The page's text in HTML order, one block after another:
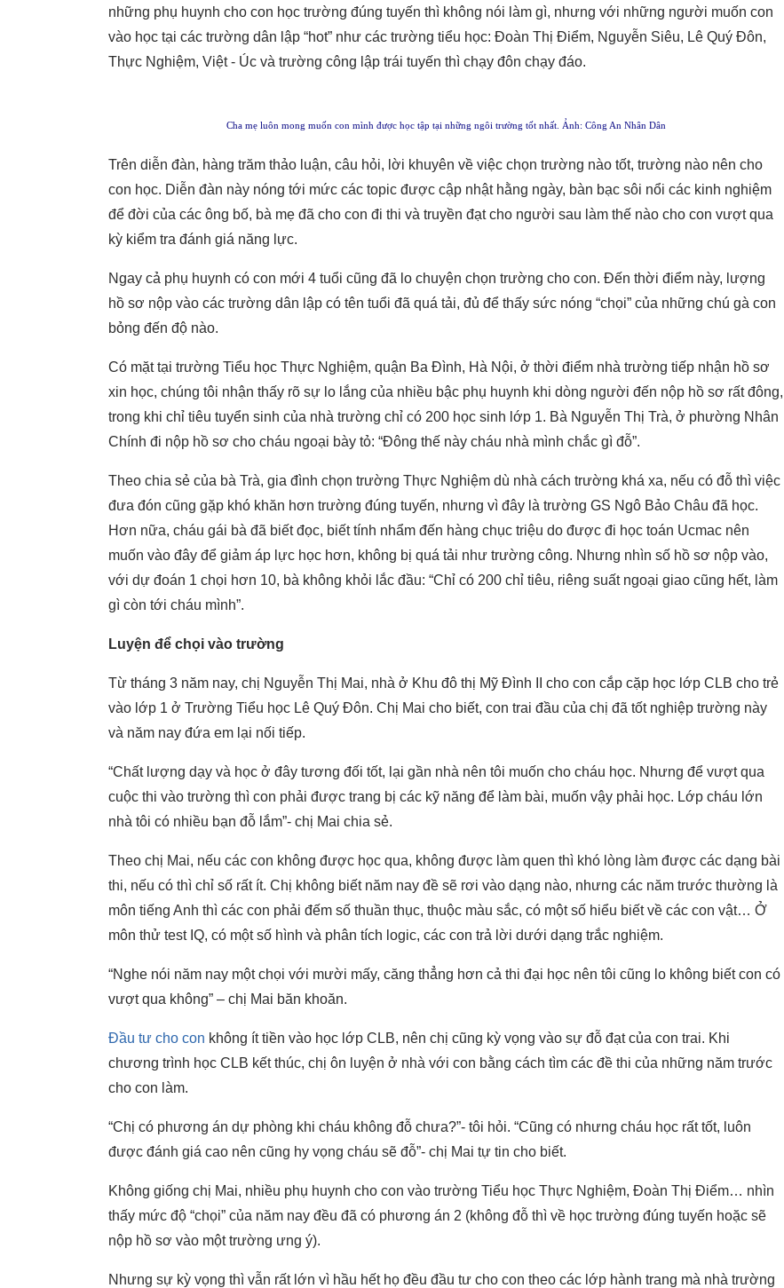
những phụ huynh cho con học trường đúng tuyến thì không nói làm gì, nhưng với những người muốn con
vào học tại các trường dân lập “hot” như các trường tiểu học: Đoàn Thị Điểm, Nguyễn Siêu, Lê Quý Đôn,
Thực Nghiệm, Việt - Úc và trường công lập trái tuyến thì chạy đôn chạy đáo.
Cha mẹ luôn mong muốn con mình được học tập tại những ngôi trường tốt nhất. Ảnh: Công An Nhân Dân
Trên diễn đàn, hàng trăm thảo luận, câu hỏi, lời khuyên về việc chọn trường nào tốt, trường nào nên cho
con học. Diễn đàn này nóng tới mức các topic được cập nhật hằng ngày, bàn bạc sôi nổi các kinh nghiệm
để đời của các ông bố, bà mẹ đã cho con đi thi và truyền đạt cho người sau làm thế nào cho con vượt qua
kỳ kiểm tra đánh giá năng lực.
Ngay cả phụ huynh có con mới 4 tuổi cũng đã lo chuyện chọn trường cho con. Đến thời điểm này, lượng
hồ sơ nộp vào các trường dân lập có tên tuổi đã quá tải, đủ để thấy sức nóng “chọi” của những chú gà con
bỏng đến độ nào.
Có mặt tại trường Tiểu học Thực Nghiệm, quận Ba Đình, Hà Nội, ở thời điểm nhà trường tiếp nhận hồ sơ
xin học, chúng tôi nhận thấy rõ sự lo lắng của nhiều bậc phụ huynh khi dòng người đến nộp hồ sơ rất đông,
trong khi chỉ tiêu tuyển sinh của nhà trường chỉ có 200 học sinh lớp 1. Bà Nguyễn Thị Trà, ở phường Nhân
Chính đi nộp hồ sơ cho cháu ngoại bày tỏ: “Đông thế này cháu nhà mình chắc gì đỗ”.
Theo chia sẻ của bà Trà, gia đình chọn trường Thực Nghiệm dù nhà cách trường khá xa, nếu có đỗ thì việc
đưa đón cũng gặp khó khăn hơn trường đúng tuyến, nhưng vì đây là trường GS Ngô Bảo Châu đã học.
Hơn nữa, cháu gái bà đã biết đọc, biết tính nhẩm đến hàng chục triệu do được đi học toán Ucmac nên
muốn vào đây để giảm áp lực học hơn, không bị quá tải như trường công. Nhưng nhìn số hồ sơ nộp vào,
với dự đoán 1 chọi hơn 10, bà không khỏi lắc đầu: “Chỉ có 200 chỉ tiêu, riêng suất ngoại giao cũng hết, làm
gì còn tới cháu mình”.
Luyện để chọi vào trường
Từ tháng 3 năm nay, chị Nguyễn Thị Mai, nhà ở Khu đô thị Mỹ Đình II cho con cắp cặp học lớp CLB cho trẻ
vào lớp 1 ở Trường Tiểu học Lê Quý Đôn. Chị Mai cho biết, con trai đầu của chị đã tốt nghiệp trường này
và năm nay đứa em lại nối tiếp.
“Chất lượng dạy và học ở đây tương đối tốt, lại gần nhà nên tôi muốn cho cháu học. Nhưng để vượt qua
cuộc thi vào trường thì con phải được trang bị các kỹ năng để làm bài, muốn vậy phải học. Lớp cháu lớn
nhà tôi có nhiều bạn đỗ lắm”- chị Mai chia sẻ.
Theo chị Mai, nếu các con không được học qua, không được làm quen thì khó lòng làm được các dạng bài
thi, nếu có thì chỉ số rất ít. Chị không biết năm nay đề sẽ rơi vào dạng nào, nhưng các năm trước thường là
môn tiếng Anh thì các con phải đếm số thuần thục, thuộc màu sắc, có một số hiểu biết về các con vật… Ở
môn thử test IQ, có một số hình và phân tích logic, các con trả lời dưới dạng trắc nghiệm.
“Nghe nói năm nay một chọi với mười mấy, căng thẳng hơn cả thi đại học nên tôi cũng lo không biết con có
vượt qua không” – chị Mai băn khoăn.
Đầu tư cho con không ít tiền vào học lớp CLB, nên chị cũng kỳ vọng vào sự đỗ đạt của con trai. Khi
chương trình học CLB kết thúc, chị ôn luyện ở nhà với con bằng cách tìm các đề thi của những năm trước
cho con làm.
“Chị có phương án dự phòng khi cháu không đỗ chưa?”- tôi hỏi. “Cũng có nhưng cháu học rất tốt, luôn
được đánh giá cao nên cũng hy vọng cháu sẽ đỗ”- chị Mai tự tin cho biết.
Không giống chị Mai, nhiều phụ huynh cho con vào trường Tiểu học Thực Nghiệm, Đoàn Thị Điểm… nhìn
thấy mức độ “chọi” của năm nay đều đã có phương án 2 (không đỗ thì về học trường đúng tuyến hoặc sẽ
nộp hồ sơ vào một trường ưng ý).
Nhưng sự kỳ vọng thì vẫn rất lớn vì hầu hết họ đều đầu tư cho con theo các lớp hành trang mà nhà trường